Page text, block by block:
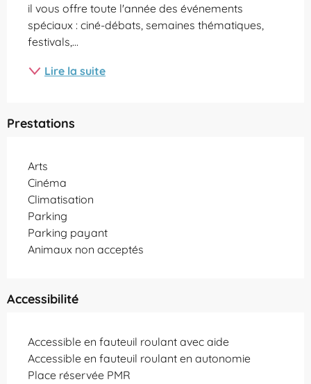
il vous offre toute l'année des événements
spéciaux : ciné-débats, semaines thématiques,
festivals,...
Lire la suite
Prestations
Arts
Cinéma
Climatisation
Parking
Parking payant
Animaux non acceptés
Accessibilité
Accessible en fauteuil roulant avec aide
Accessible en fauteuil roulant en autonomie
Place réservée PMR